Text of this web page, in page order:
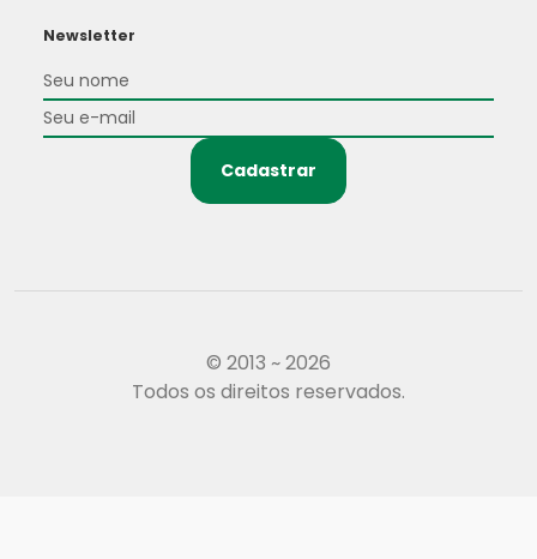
Newsletter
Cadastrar
© 2013 ~ 2026
Todos os direitos reservados.